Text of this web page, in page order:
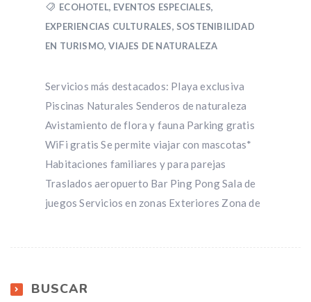
ECOHOTEL, EVENTOS ESPECIALES,
EXPERIENCIAS CULTURALES, SOSTENIBILIDAD
EN TURISMO,VIAJES DE NATURALEZA
Servicios más destacados: Playa exclusiva
Piscinas Naturales Senderos de naturaleza
Avistamiento de flora y fauna Parking gratis
WiFi gratis Se permite viajar con mascotas*
Habitaciones familiares y para parejas
Traslados aeropuerto Bar Ping Pong Sala de
juegos Servicios en zonas Exteriores Zona de
BUSCAR